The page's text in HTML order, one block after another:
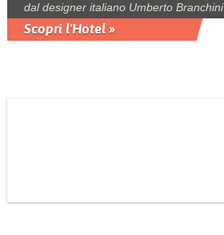
dal designer italiano Umberto Branchini
Scopri l'Hotel »